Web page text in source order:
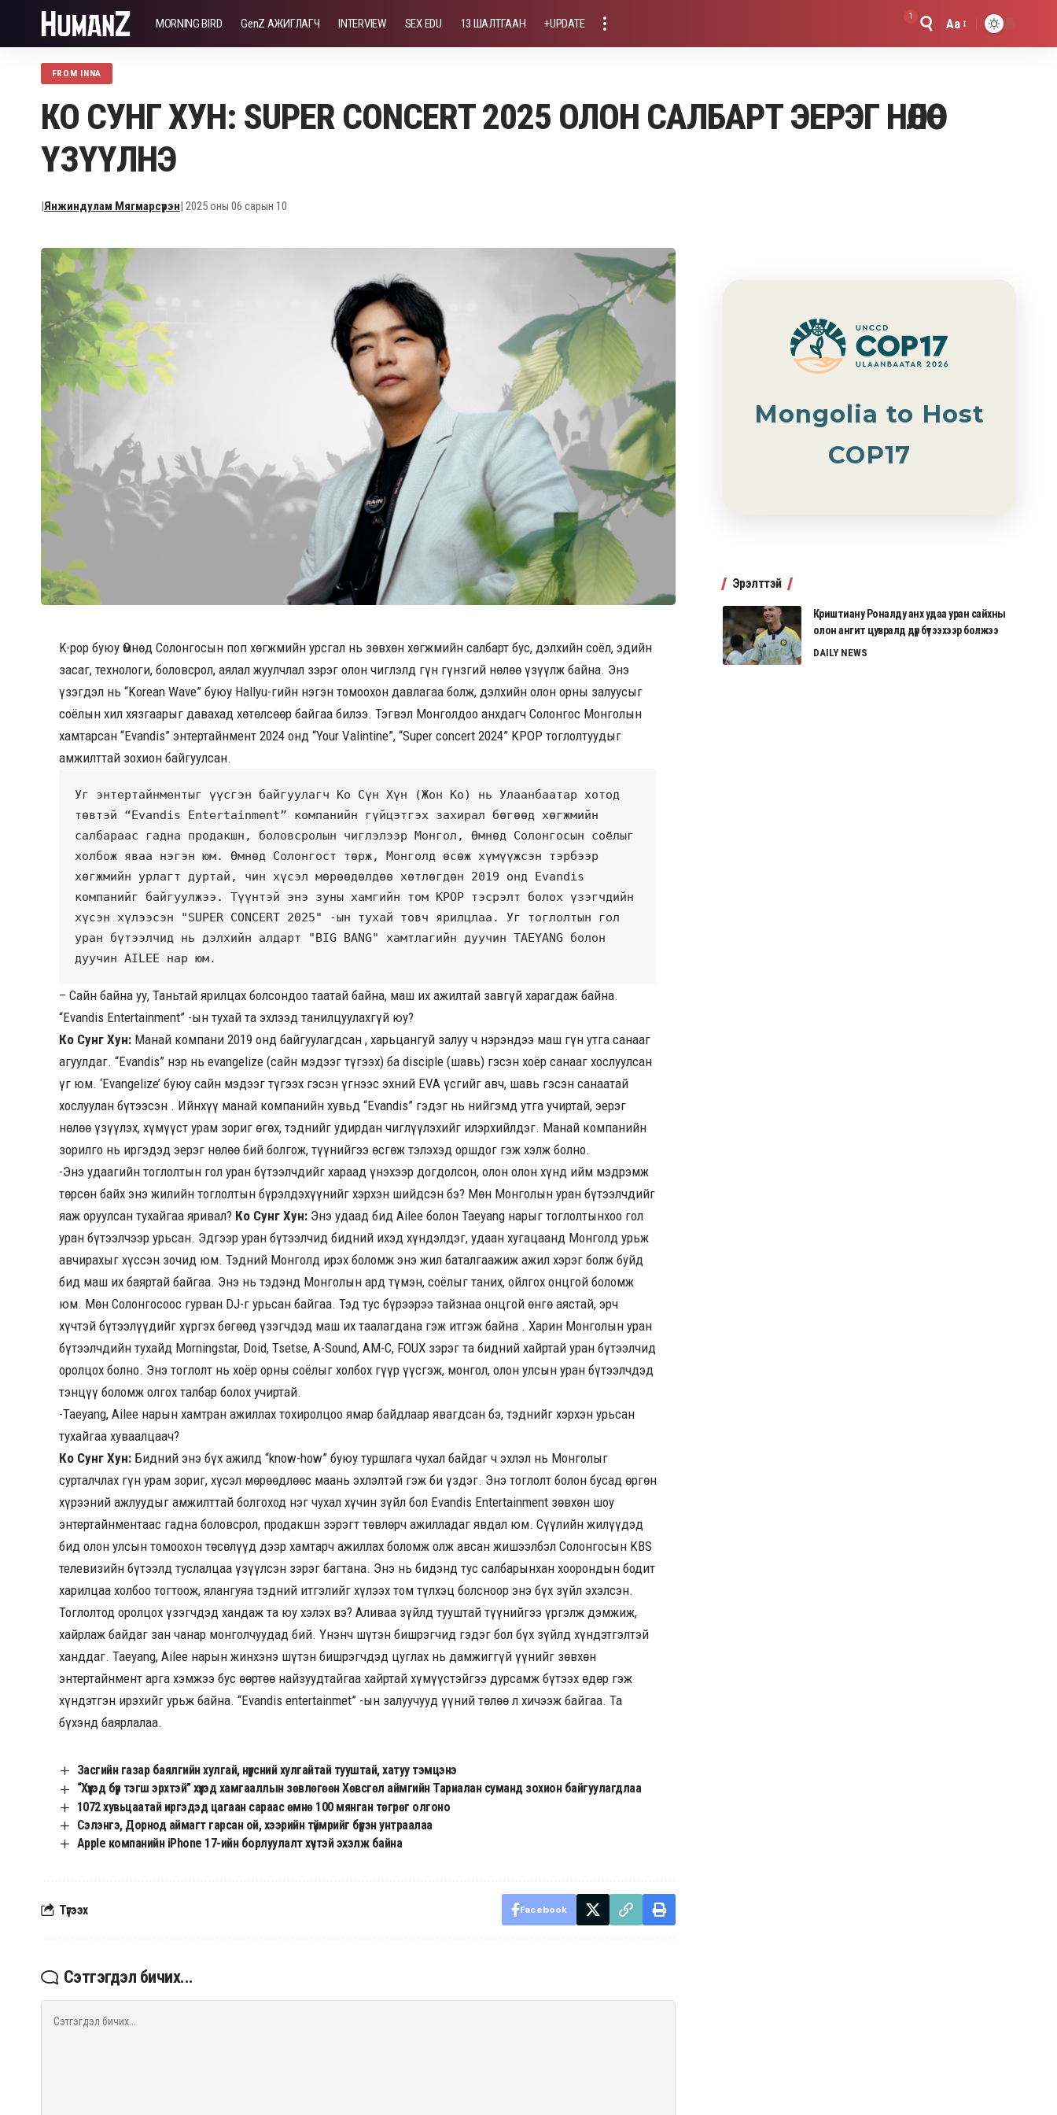
MORNING BIRD GenZ АЖИГЛАГЧ INTERVIEW SEX EDU 13 ШАЛТГААН +UPDATE
1
Font
Aa
FROM INNA
КО СУНГ ХУН: SUPER CONCERT 2025 ОЛОН САЛБАРТ ЭЕРЭГ НӨЛӨӨ
ҮЗҮҮЛНЭ
|Янжиндулам Мягмарсүрэн| 2025 оны 06 сарын 10
K-pop буюу Өмнөд Солонгосын поп хөгжмийн урсгал нь зөвхөн хөгжмийн салбарт бус, дэлхийн соёл, эдийн
засаг, технологи, боловсрол, аялал жуулчлал зэрэг олон чиглэлд гүн гүнзгий нөлөө үзүүлж байна. Энэ
үзэгдэл нь “Korean Wave” буюу Hallyu-гийн нэгэн томоохон давлагаа болж, дэлхийн олон орны залуусыг
соёлын хил хязгаарыг давахад хөтөлсөөр байгаа билээ. Тэгвэл Монголдоо анхдагч Солонгос Монголын
хамтарсан “Evandis” энтертайнмент 2024 онд “Your Valintine”, “Super concert 2024” KPOP тоглолтуудыг
амжилттай зохион байгуулсан.
Уг энтертайнментыг үүсгэн байгуулагч Ко Сүн Хүн (Жон Ко) нь Улаанбаатар хотод
төвтэй “Evandis Entertainment” компанийн гүйцэтгэх захирал бөгөөд хөгжмийн
салбараас гадна продакшн, боловсролын чиглэлээр Монгол, Өмнөд Солонгосын соёлыг
холбож яваа нэгэн юм. Өмнөд Солонгост төрж, Монголд өсөж хүмүүжсэн тэрбээр
хөгжмийн урлагт дуртай, чин хүсэл мөрөөдөлдөө хөтлөгдөн 2019 онд Evandis
компанийг байгуулжээ. Түүнтэй энэ зуны хамгийн том KPOP тэсрэлт болох үзэгчдийн
хүсэн хүлээсэн "SUPER CONCERT 2025" -ын тухай товч ярилцлаа. Уг тоглолтын гол
уран бүтээлчид нь дэлхийн алдарт "BIG BANG" хамтлагийн дуучин TAEYANG болон
дуучин AILEE нар юм.
– Сайн байна уу, Таньтай ярилцах болсондоо таатай байна, маш их ажилтай завгүй харагдаж байна.
“Evandis Entertainment” -ын тухай та эхлээд танилцуулахгүй юу?
Ко Сунг Хун: Манай компани 2019 онд байгуулагдсан , харьцангуй залуу ч нэрэндээ маш гүн утга санааг
агуулдаг. “Evandis” нэр нь evangelize (сайн мэдээг түгээх) ба disciple (шавь) гэсэн хоёр санааг хослуулсан
үг юм. ‘Evangelize’ буюу сайн мэдээг түгээх гэсэн үгнээс эхний EVA үсгийг авч, шавь гэсэн санаатай
хослуулан бүтээсэн . Ийнхүү манай компанийн хувьд “Evandis” гэдэг нь нийгэмд утга учиртай, эерэг
нөлөө үзүүлэх, хүмүүст урам зориг өгөх, тэднийг удирдан чиглүүлэхийг илэрхийлдэг. Манай компанийн
зорилго нь иргэдэд эерэг нөлөө бий болгож, түүнийгээ өсгөж тэлэхэд оршдог гэж хэлж болно.
-Энэ удаагийн тоглолтын гол уран бүтээлчдийг хараад үнэхээр догдолсон, олон олон хүнд ийм мэдрэмж
төрсөн байх энэ жилийн тоглолтын бүрэлдэхүүнийг хэрхэн шийдсэн бэ? Мөн Монголын уран бүтээлчдийг
яаж оруулсан тухайгаа яривал? Ко Сунг Хун: Энэ удаад бид Ailee болон Taeyang нарыг тоглолтынхоо гол
уран бүтээлчээр урьсан. Эдгээр уран бүтээлчид бидний ихэд хүндэлдэг, удаан хугацаанд Монголд урьж
авчирахыг хүссэн зочид юм. Тэдний Монголд ирэх боломж энэ жил баталгаажиж ажил хэрэг болж буйд
бид маш их баяртай байгаа. Энэ нь тэдэнд Монголын ард түмэн, соёлыг таних, ойлгох онцгой боломж
юм. Мөн Солонгосоос гурван DJ-г урьсан байгаа. Тэд тус бүрээрээ тайзнаа онцгой өнгө аястай, эрч
хүчтэй бүтээлүүдийг хүргэх бөгөөд үзэгчдэд маш их таалагдана гэж итгэж байна . Харин Монголын уран
бүтээлчдийн тухайд Morningstar, Doid, Tsetse, A-Sound, AM-C, FOUX зэрэг та бидний хайртай уран бүтээлчид
оролцох болно. Энэ тоглолт нь хоёр орны соёлыг холбох гүүр үүсгэж, монгол, олон улсын уран бүтээлчдэд
тэнцүү боломж олгох талбар болох учиртай.
-Taeyang, Ailee нарын хамтран ажиллах тохиролцоо ямар байдлаар явагдсан бэ, тэднийг хэрхэн урьсан
тухайгаа хуваалцаач?
Ко Сунг Хун: Бидний энэ бүх ажилд “know-how” буюу туршлага чухал байдаг ч эхлэл нь Монголыг
сурталчлах гүн урам зориг, хүсэл мөрөөдлөөс маань эхлэлтэй гэж би үздэг. Энэ тоглолт болон бусад өргөн
хүрээний ажлуудыг амжилттай болгоход нэг чухал хүчин зүйл бол Evandis Entertainment зөвхөн шоу
энтертайнментаас гадна боловсрол, продакшн зэрэгт төвлөрч ажилладаг явдал юм. Сүүлийн жилүүдэд
бид олон улсын томоохон төсөлүүд дээр хамтарч ажиллах боломж олж авсан жишээлбэл Солонгосын KBS
телевизийн бүтээлд туслалцаа үзүүлсэн зэрэг багтана. Энэ нь бидэнд тус салбарынхан хоорондын бодит
харилцаа холбоо тогтоож, ялангуяа тэдний итгэлийг хүлээх том түлхэц болсноор энэ бүх зүйл эхэлсэн.
Тоглолтод оролцох үзэгчдэд хандаж та юу хэлэх вэ? Аливаа зүйлд тууштай түүнийгээ үргэлж дэмжиж,
хайрлаж байдаг зан чанар монголчуудад бий. Үнэнч шүтэн бишрэгчид гэдэг бол бүх зүйлд хүндэтгэлтэй
ханддаг. Taeyang, Ailee нарын жинхэнэ шүтэн бишрэгчдэд цуглах нь дамжиггүй үүнийг зөвхөн
энтертайнмент арга хэмжээ бус өөртөө найзуудтайгаа хайртай хүмүүстэйгээ дурсамж бүтээх өдөр гэж
хүндэтгэн ирэхийг урьж байна. “Evandis entertainmet” -ын залуучууд үүний төлөө л хичээж байгаа. Та
бүхэнд баярлалаа.
Засгийн газар баялгийн хулгай, нүүрсний хулгайтай тууштай, хатуу тэмцэнэ
“Хүүхэд бүр тэгш эрхтэй” хүүхэд хамгааллын зөвлөгөөн Хөвсгөл аймгийн Тариалан суманд зохион байгуулагдлаа
1072 хувьцаатай иргэдэд цагаан сараас өмнө 100 мянган төгрөг олгоно
Сэлэнгэ, Дорнод аймагт гарсан ой, хээрийн түймрийг бүрэн унтраалаа
Apple компанийн iPhone 17-ийн борлуулалт хүчтэй эхэлж байна
Түгээх Facebook
Сэтгэгдэл бичих...
Mongolia to Host
COP17
Эрэлттэй
Криштиану Роналду анх удаа уран сайхны
олон ангит цувралд дүр бүтээхээр болжээ
DAILY NEWS